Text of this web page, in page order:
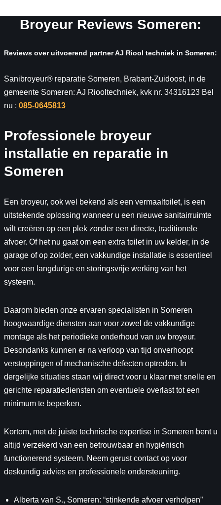
Broyeur Reviews Someren:
Reviews over uitvoerend partner AJ Riool techniek in Someren:
Sanibroyeur® reparatie Someren, Brabant-Zuidoost, in de
gemeente Someren: AJ Riooltechniek, kvk nr. 34316123 Bel
nu : 085-0645813
Professionele broyeur
installatie en reparatie in
Someren
Een broyeur, ook wel bekend als een vermaaltoilet, is een
uitstekende oplossing wanneer u een nieuwe sanitairruimte
wilt creëren op een plek zonder een directe, traditionele
afvoer. Of het nu gaat om een extra toilet in uw kelder, in de
garage of op zolder, een vakkundige installatie is essentieel
voor een langdurige en storingsvrije werking van het
systeem.
Daarom bieden onze ervaren specialisten in Someren
hoogwaardige diensten aan voor zowel de vakkundige
montage als het periodieke onderhoud van uw broyeur.
Desondanks kunnen er na verloop van tijd onverhoopt
verstoppingen of mechanische defecten optreden. In
dergelijke situaties staan wij direct voor u klaar met snelle en
gerichte reparatiediensten om eventuele overlast tot een
minimum te beperken.
Kortom, met de juiste technische expertise in Someren bent u
altijd verzekerd van een betrouwbaar en hygiënisch
functionerend systeem. Neem gerust contact op voor
deskundig advies en professionele ondersteuning.
Alberta van S., Someren: “stinkende afvoer verholpen”